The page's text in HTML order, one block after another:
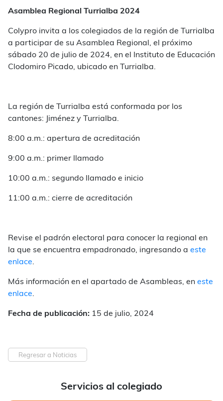
Servicios al colegiado
Asamblea Regional Turrialba 2024
Colypro invita a los colegiados de la región de Turrialba
a participar de su Asamblea Regional, el próximo
sábado 20 de julio de 2024, en el Instituto de Educación
Clodomiro Picado, ubicado en Turrialba.
La región de Turrialba está conformada por los
cantones: Jiménez y Turrialba.
8:00 a.m.: apertura de acreditación
9:00 a.m.: primer llamado
10:00 a.m.: segundo llamado e inicio
11:00 a.m.: cierre de acreditación
Revise el padrón electoral para conocer la regional en
la que se encuentra empadronado, ingresando a este
enlace.
Más información en el apartado de Asambleas, en este
enlace.
Fecha de publicación: 15 de julio, 2024
Regresar a Noticias